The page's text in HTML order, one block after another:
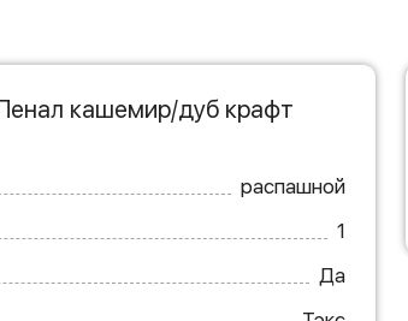
кашемир/дуб крафт
распашной
1
Да